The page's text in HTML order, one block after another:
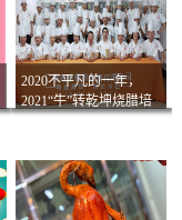
2020不平凡的一年，
2021“牛”转乾坤烧腊培